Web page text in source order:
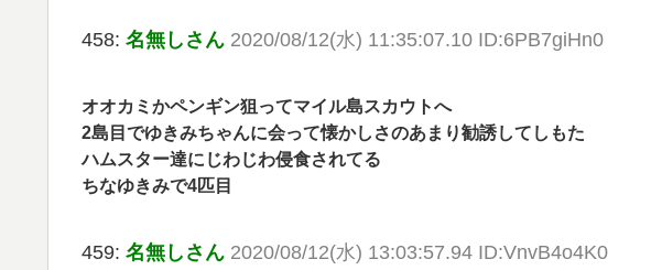
458: 名無しさん 2020/08/12(水) 11:35:07.10 ID:6PB7giHn0
オオカミかペンギン狙ってマイル島スカウトへ
2島目でゆきみちゃんに会って懐かしさのあまり勧誘してしもた
ハムスター達にじわじわ侵食されてる
ちなゆきみで4匹目
459: 名無しさん 2020/08/12(水) 13:03:57.94 ID:VnvB4o4K0